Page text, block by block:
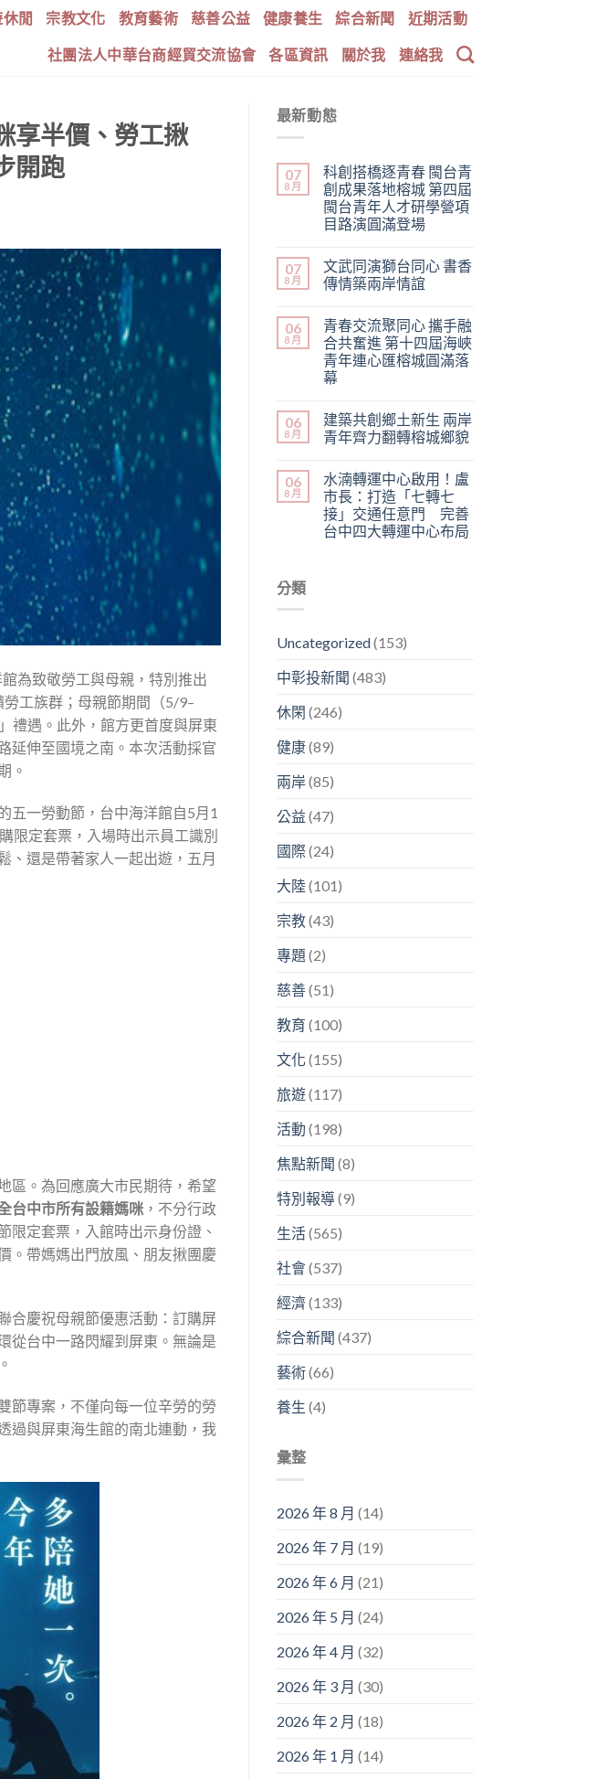
閒 宗教文化 教育藝術 慈善公益 健康養生 綜合新聞 近期活動
社團法人中華台商經貿交流協會 各區資訊 關於我 連絡我
享半價、勞工揪
開跑
為致敬勞工與母親，特別推出
工族群；母親節期間（5/9–
禮遇。此外，館方更首度與屏東
延伸至國境之南。本次活動採官
。
五一勞動節，台中海洋館自5月1
限定套票，入場時出示員工識別
、還是帶著家人一起出遊，五月
區。為回應廣大市民期待，希望
台中市所有設籍媽咪 ，不分行政
限定套票，入館時出示身份證、
。帶媽媽出門放風、朋友揪團慶
合慶祝母親節優惠活動：訂購屏
從台中一路閃耀到屏東。無論是
節專案，不僅向每一位辛勞的勞
過與屏東海生館的南北連動，我
最新動態
07
8 月
科創搭橋逐青春 閩台青
創成果落地榕城 第四屆
閩台青年人才研學營項
目路演圓滿登場
07
8 月
文武同演獅台同心 書香
傳情築兩岸情誼
06
8 月
青春交流聚同心 攜手融
合共奮進 第十四屆海峽
青年連心匯榕城圓滿落
幕
06
8 月
建築共創鄉土新生 兩岸
青年齊力翻轉榕城鄉貌
06
8 月
水湳轉運中心啟用！盧
市長：打造「七轉七
接」交通任意門 完善
台中四大轉運中心布局
分類
Uncategorized(153)
中彰投新聞 (483)
休閑 (246)
健康(89)
兩岸(85)
公益 (47)
國際(24)
大陸(101)
宗教(43)
專題(2)
慈善(51)
教育 (100)
文化 (155)
旅遊(117)
活動 (198)
焦點新聞 (8)
特別報導(9)
生活(565)
社會(537)
經濟 (133)
綜合新聞 (437)
藝術(66)
養生 (4)
彙整
2026 年 8 月 (14)
2026 年 7 月 (19)
2026 年 6 月 (21)
2026 年 5 月 (24)
2026 年 4 月 (32)
2026 年 3 月 (30)
2026 年 2 月 (18)
2026 年 1 月 (14)